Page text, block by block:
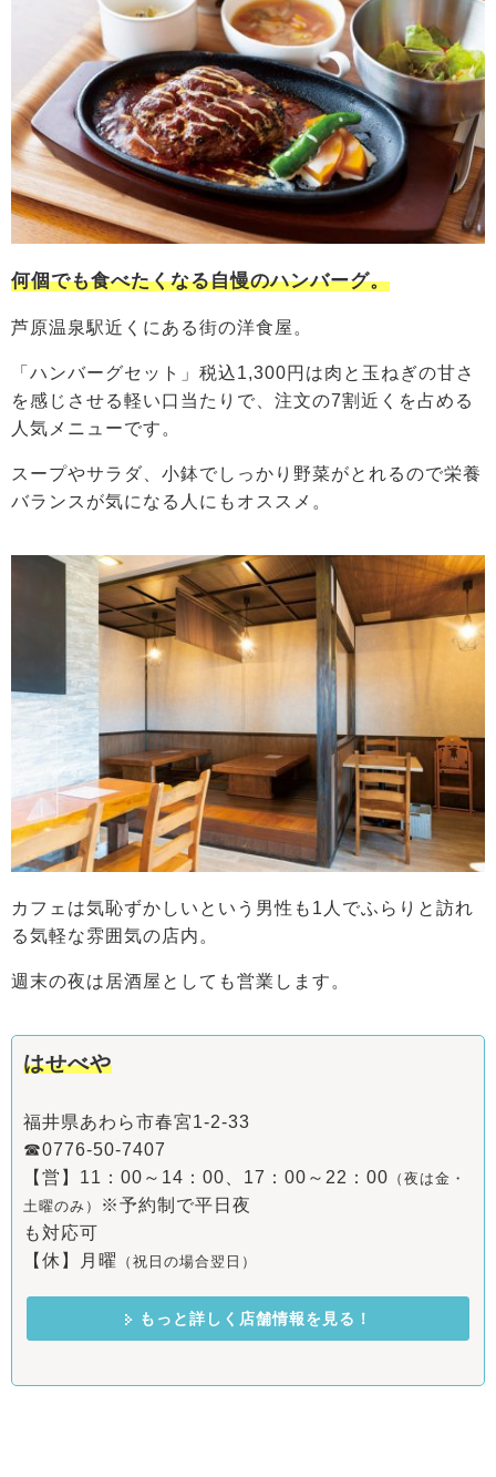
何個でも食べたくなる自慢のハンバーグ。
芦原温泉駅近くにある街の洋食屋。
「ハンバーグセット」税込1,300円は肉と玉ねぎの甘さ
を感じさせる軽い口当たりで、注文の7割近くを占める
人気メニューです。
スープやサラダ、小鉢でしっかり野菜がとれるので栄養
バランスが気になる人にもオススメ。
カフェは気恥ずかしいという男性も1人でふらりと訪れ
る気軽な雰囲気の店内。
週末の夜は居酒屋としても営業します。
はせべや
福井県あわら市春宮1-2-33
☎0776-50-7407
【営】11：00～14：00、17：00～22：00 （夜は金・
土曜のみ）
※予約制で平日夜
も対応可
【休】月曜
（祝日の場合翌日）
もっと詳しく店舗情報を見る！